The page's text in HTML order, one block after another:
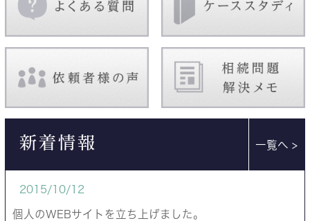
新着情報 一覧へ >
2015/10/12
個人のWEBサイトを立ち上げました。